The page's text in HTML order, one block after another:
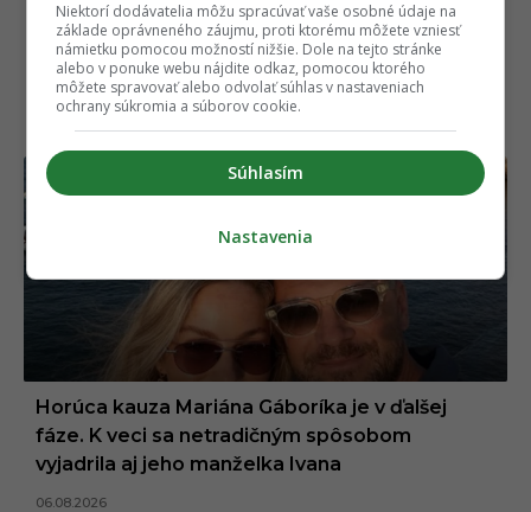
NAJČÍTANEJŠIE
Horúca kauza Mariána Gáboríka je v ďalšej
fáze. K veci sa netradičným spôsobom
vyjadrila aj jeho manželka Ivana
06.08.2026
Niektorí dodávatelia môžu spracúvať vaše osobné údaje na
základe oprávneného záujmu, proti ktorému môžete vzniesť
námietku pomocou možností nižšie. Dole na tejto stránke
alebo v ponuke webu nájdite odkaz, pomocou ktorého
môžete spravovať alebo odvolať súhlas v nastaveniach
ochrany súkromia a súborov cookie.
Súhlasím
Nastavenia